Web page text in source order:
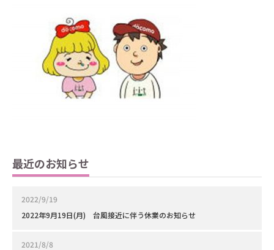
最近のお知らせ
2022/9/19
2022年9月19日(月) 台風接近に伴う休業のお知らせ
2021/8/8